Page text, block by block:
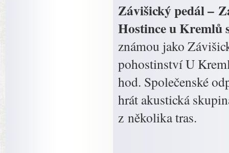
Závišický pedál –
Hostince u Kremlů
známou jako
pohostinství U
hod. Společenské
hrát akustická
z několika tras.